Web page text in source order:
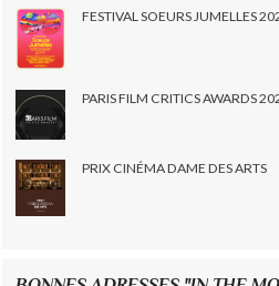
FESTIVAL SOEURS JUMELLES
PARIS FILM CRITICS AWARDS
PRIX CINÉMA DAME DES ARTS